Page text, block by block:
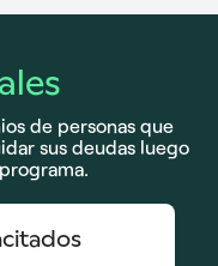
de personas que
sus deudas luego